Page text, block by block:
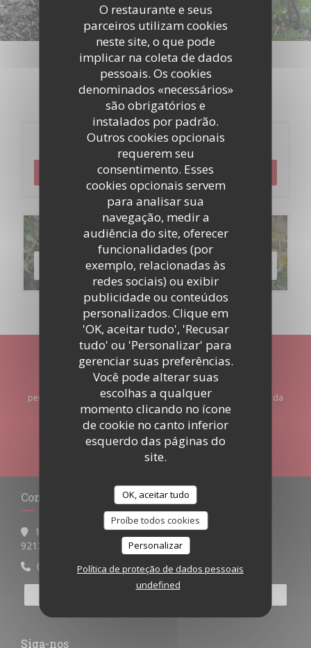
O restaurante e seus
parceiros utilizam cookies
neste site, o que pode
implicar na coleta de dados
pessoais. Os cookies
denominados «necessários»
são obrigatórios e
instalados por padrão.
Outros cookies opcionais
requerem seu
consentimento. Esses
cookies opcionais servem
para analisar sua
navegação, medir a
audiência do site, oferecer
funcionalidades (por
exemplo, relacionadas às
redes sociais) ou exibir
publicidade ou conteúdos
personalizados. Clique em
'OK, aceitar tudo', 'Recusar
tudo' ou 'Personalizar' para
gerenciar suas preferências.
Você pode alterar suas
escolhas a qualquer
momento clicando no ícone
de cookie no canto inferior
esquerdo das páginas do
site.
OK, aceitar tudo
Proíbe todos cookies
Personalizar
Política de proteção de dados pessoais
undefined
Eventos
Reserva
RESERVAR UMA MESA
Menus
DESCUBRA O NOSSO MENU
Mantenha-se atualizado
Subscrever a nossa newsletter para receber comunicações
personalizadas e ofertas de marketing por correio eletrónico da
nossa parte.
SUBSCREVER
Contacte-nos
113Bis Avenue de Verdun
92130 Issy-les-Moulineaux((abre numa nova janela))
01 46 62 04 27
Siga-nos